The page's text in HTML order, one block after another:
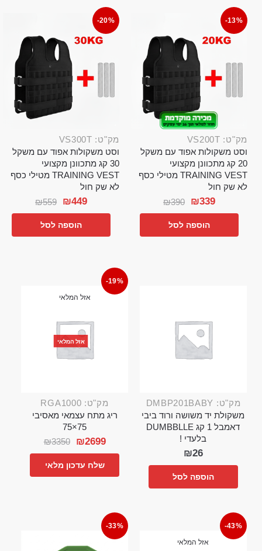
-13%
מק"ט: VS200T
וסט משקולות אפוד עם משקל
20 קג מתכוונן מקצועי
TRAINING VEST מטילי כסף
לא שק חול
₪390 ₪339
הוספה לסל
-20%
מק"ט: VS300T
וסט משקולות אפוד עם משקל
30 קג מתכוונן מקצועי
TRAINING VEST מטילי כסף
לא שק חול
₪559 ₪449
הוספה לסל
מק"ט: DMBP201BABY
משקולת יד משושה ורוד ביבי
דאמבל 1 קג DUMBBLLE
בלעדי !
₪26
הוספה לסל
-19%
אזל המלאי
אזל המלאי
מק"ט: RGA1000
ריג מתח עצמאי מאסיבי
75×75
₪3350 ₪2699
שלח עדכון מלאי
-43%
אזל המלאי
-33%